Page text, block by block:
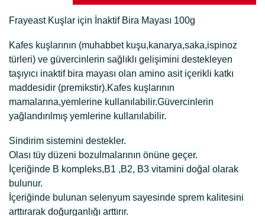
Frayeast Kuşlar için İnaktif Bira Mayası 100g
Kafes kuşlarının (muhabbet kuşu,kanarya,saka,ispinoz
türleri) ve güvercinlerin sağlıklı gelişimini destekleyen
taşıyıcı inaktif bira mayası olan amino asit içerikli katkı
maddesidir (premikstir).Kafes kuşlarının
mamalarına,yemlerine kullanılabilir.Güvercinlerin
yağlandırılmış yemlerine kullanılabilir.
Sindirim sistemini destekler.
Olası tüy düzeni bozulmalarının önüne geçer.
İçeriğinde B kompleks,B1 ,B2, B3 vitamini doğal olarak
bulunur.
İçeriğinde bulunan selenyum sayesinde sprem kalitesini
arttırarak doğurganlığı arttırır.